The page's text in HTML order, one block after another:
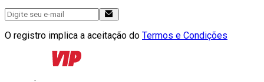
O registro implica a aceitação do Termos e Condições